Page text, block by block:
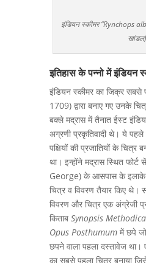
इंडियन स्कीमर “Rynchops
खांडल)
इतिहास के पन्नो में इंडियन
इंडियन स्कीमर का जिक्र
1709) द्वारा बनाए गए उनके
बक्ले मद्रास में तैनात ईस्ट
अग्रणी प्रकृतिवादी थे। ये पहले
पक्षियों की प्रजातियों के चित्र
था। इन्होंने मद्रास स्थित
George) के आसपास के इलाके
चित्र व विवरण तैयार किए
विवरण और चित्र एक अंग्रेजी
किताब Synopsis
Opus Posthumum में छपे जो
छपने वाला पहला दस्तावेज था।
का सबसे पहला चित्र बनाया